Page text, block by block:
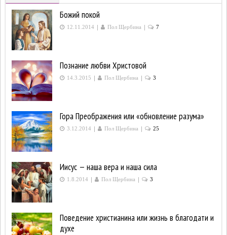
Божий покой
12.11.2014 | Пол Щербина | 7
Познание любви Христовой
14.3.2015 | Пол Щербина | 3
Гора Преображения или «обновление разума»
3.12.2014 | Пол Щербина | 25
Иисус — наша вера и наша сила
1.8.2014 | Пол Щербина | 3
Поведение христианина или жизнь в благодати и
духе